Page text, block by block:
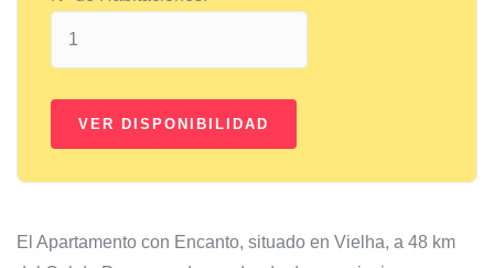
El Apartamento con Encanto, situado en Vielha, a 48 km